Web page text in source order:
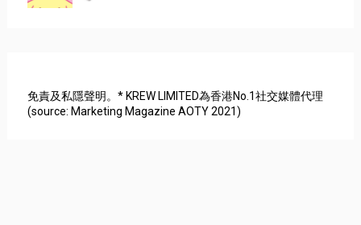
免責及私隱聲明。* KREW LIMITED為香港No.1社交媒體代理
(source: Marketing Magazine AOTY 2021)